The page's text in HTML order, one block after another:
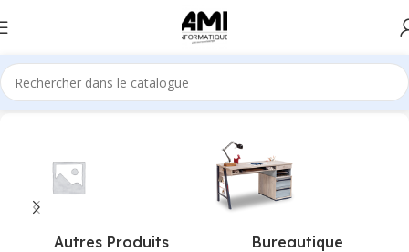
Accueil Produits identifiés “lenovo”
Autres Produits
Bureautique